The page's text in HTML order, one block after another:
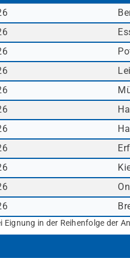
Agentur für Arbeit)
(BFD) der
(ESF)
oder private
oder Kostenübernahme
Ihrer persönlichen
Eignung in der Reihenfolge der